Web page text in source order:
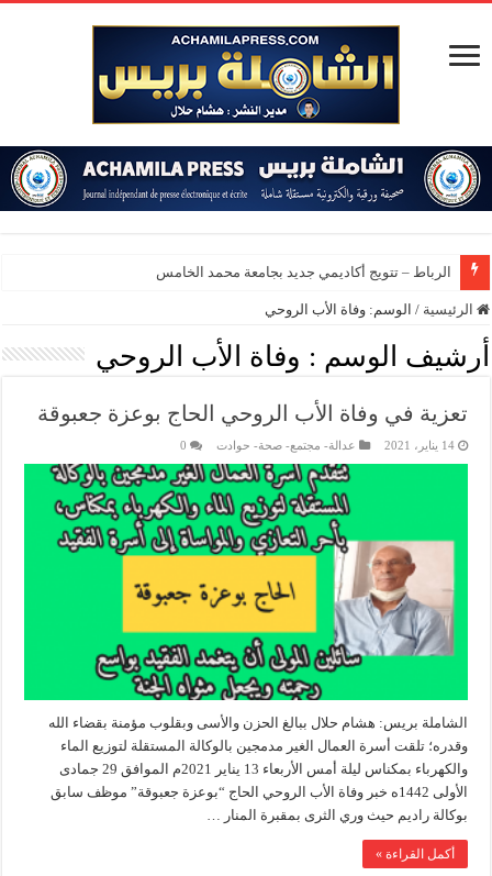
الرباط – تتويج أكاديمي جديد بجامعة محمد الخامس
الرئيسية / الوسم:وفاة الأب الروحي
أرشيف الوسم : وفاة الأب الروحي
تعزية في وفاة الأب الروحي الحاج بوعزة جعبوقة
14 يناير، 2021 عدالة- مجتمع- صحة- حوادت 0
الشاملة بريس: هشام حلال ببالغ الحزن والأسى وبقلوب مؤمنة بقضاء الله
وقدره؛ تلقت أسرة العمال الغير مدمجين بالوكالة المستقلة لتوزيع الماء
والكهرباء بمكناس ليلة أمس الأربعاء 13 يناير 2021م الموافق 29 جمادى
الأولى 1442ه خبر وفاة الأب الروحي الحاج “بوعزة جعبوقة” موظف سابق
بوكالة راديم حيث وري الثرى بمقبرة المنار …
أكمل القراءة »